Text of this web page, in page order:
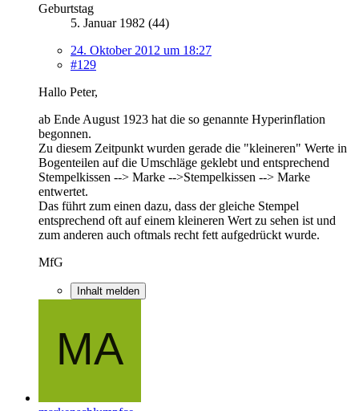
Geburtstag
5. Januar 1982 (44)
24. Oktober 2012 um 18:27
#129
Hallo Peter,
ab Ende August 1923 hat die so genannte Hyperinflation
begonnen.
Zu diesem Zeitpunkt wurden gerade die "kleineren" Werte in
Bogenteilen auf die Umschläge geklebt und entsprechend
Stempelkissen --> Marke -->Stempelkissen --> Marke
entwertet.
Das führt zum einen dazu, dass der gleiche Stempel
entsprechend oft auf einem kleineren Wert zu sehen ist und
zum anderen auch oftmals recht fett aufgedrückt wurde.
MfG
Inhalt melden